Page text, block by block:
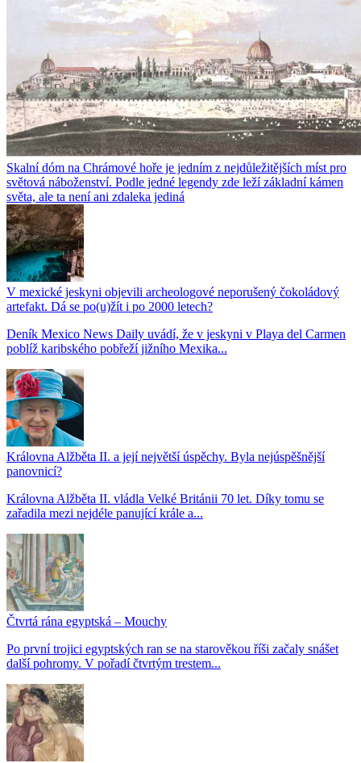
Skalní dóm na Chrámové hoře je jedním z nejdůležitějších míst pro
světová náboženství. Podle jedné legendy zde leží základní kámen
světa, ale ta není ani zdaleka jediná
V mexické jeskyni objevili archeologové neporušený čokoládový
artefakt. Dá se po(u)žít i po 2000 letech?
Deník Mexico News Daily uvádí, že v jeskyni v Playa del Carmen
poblíž karibského pobřeží jižního Mexika...
Královna Alžběta II. a její největší úspěchy. Byla nejúspěšnější
panovnicí?
Královna Alžběta II. vládla Velké Británii 70 let. Díky tomu se
zařadila mezi nejdéle panující krále a...
Čtvrtá rána egyptská – Mouchy
Po první trojici egyptských ran se na starověkou říši začaly snášet
další pohromy. V pořadí čtvrtým trestem...